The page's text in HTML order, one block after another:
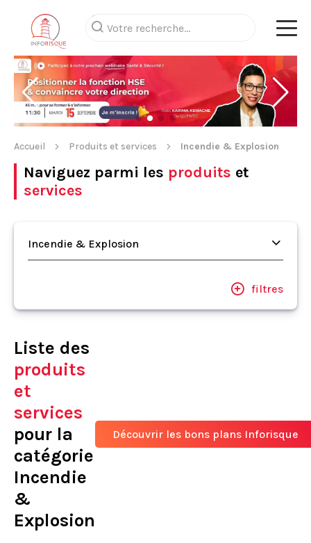
Accueil Produits et services Incendie & Explosion
Naviguez parmi les produits et
services
Incendie & Explosion
filtres
Liste des
produits
et
services
pour la
catégorie
Incendie
&
Explosion
Découvrir les bons plans Inforisque